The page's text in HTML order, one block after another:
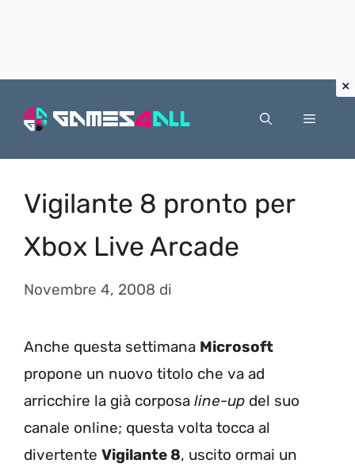
Menu
Vigilante 8 pronto per
Xbox Live Arcade
Novembre 4, 2008 di
Anche questa settimana Microsoft
propone un nuovo titolo che va ad
arricchire la già corposa line-up del suo
canale online; questa volta tocca al
divertente Vigilante 8, uscito ormai un